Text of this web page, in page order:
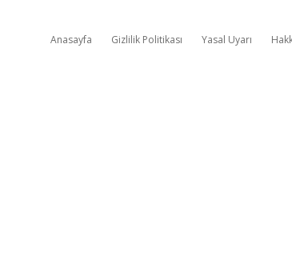
Anasayfa Gizlilik Politikası Yasal Uyarı